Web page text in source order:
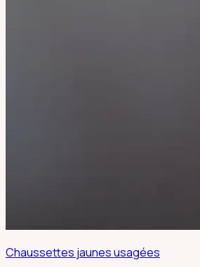
Chaussettes jaunes usagées